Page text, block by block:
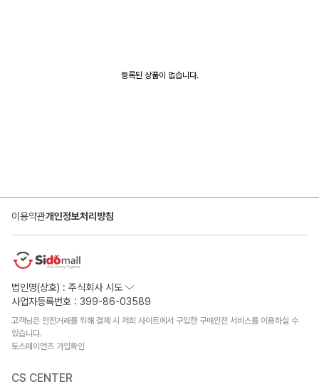
등록된 상품이 없습니다.
이용약관개인정보처리방침
법인명(상호) : 주식회사 시도
사업자등록번호 : 399-86-03589
고객님은 안전거래를 위해 결제 시 저희 사이트에서 구입한 구매안전 서비스를 이용하실 수
있습니다.
토스페이먼츠 가입확인
CS CENTER